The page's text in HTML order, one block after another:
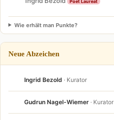
Poet Laureat
Wie erhält man Punkte?
Neue Abzeichen
Ingrid Bezold · Kurator
Gudrun Nagel-Wiemer · Kurator